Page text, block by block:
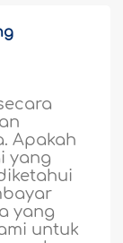
Apakah
yang
yang
untuk